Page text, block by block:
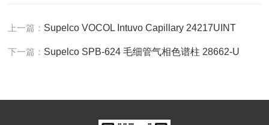
上一篇： Supelco VOCOL Intuvo Capillary 24217UINT
下一篇： Supelco SPB-624 毛细管气相色谱柱 28662-U